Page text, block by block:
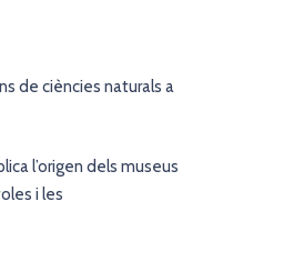
de ciències naturals a
l’origen dels museus
i les